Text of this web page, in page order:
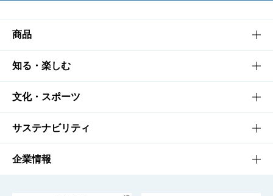
商品
商品TOP
商品一覧
商品発売情報
栄養成分一覧
知る・楽しむ
知る・楽しむTOP
キャンペーン
工場見学
文化・スポーツ
文化・スポーツTOP
サントリーホール
サステナビリティ
サステナビリティTOP
企業情報